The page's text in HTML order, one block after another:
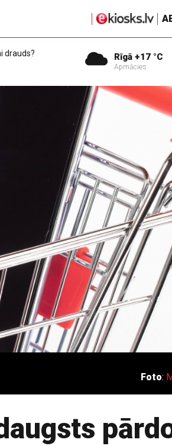
drauds?
Rīgā +17 °C
Apmācies
Foto: